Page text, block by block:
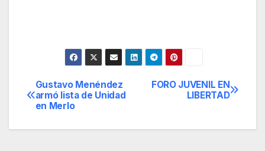
Navegación
de
FORO JUVENIL EN
LIBERTAD
Gustavo Menéndez
armó lista de Unidad
en Merlo